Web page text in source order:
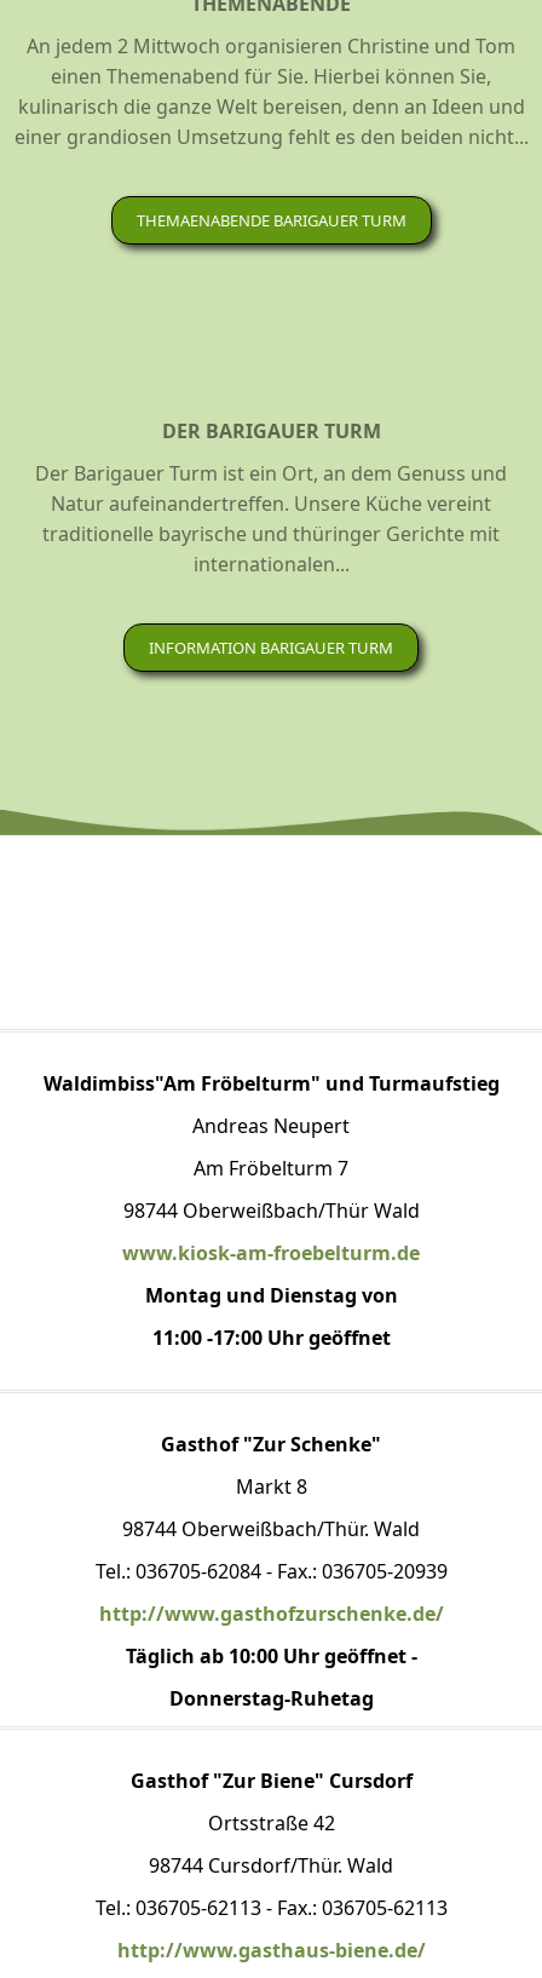
An jedem 2 Mittwoch organisieren Christine und Tom
einen Themenabend für Sie. Hierbei können Sie,
kulinarisch die ganze Welt bereisen, denn an Ideen und
einer grandiosen Umsetzung fehlt es den beiden nicht...
THEMAENABENDE BARIGAUER TURM
DER BARIGAUER TURM
Der Barigauer Turm ist ein Ort, an dem Genuss und
Natur aufeinandertreffen. Unsere Küche vereint
traditionelle bayrische und thüringer Gerichte mit
internationalen...
INFORMATION BARIGAUER TURM
Waldimbiss"Am Fröbelturm" und Turmaufstieg
Andreas Neupert
Am Fröbelturm 7
98744 Oberweißbach/Thür Wald
www.kiosk-am-froebelturm.de
Montag und Dienstag von
11:00 -17:00 Uhr geöffnet
Gasthof "Zur Schenke"
Markt 8
98744 Oberweißbach/Thür. Wald
Tel.: 036705-62084 - Fax.: 036705-20939
http://www.gasthofzurschenke.de/
Täglich ab 10:00 Uhr geöffnet -
Donnerstag-Ruhetag
Gasthof "Zur Biene" Cursdorf
Ortsstraße 42
98744 Cursdorf/Thür. Wald
Tel.: 036705-62113 - Fax.: 036705-62113
http://www.gasthaus-biene.de/